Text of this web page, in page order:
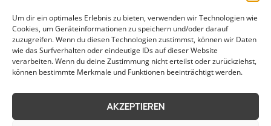
Um dir ein optimales Erlebnis zu bieten, verwenden wir Technologien wie
Cookies, um Geräteinformationen zu speichern und/oder darauf
zuzugreifen. Wenn du diesen Technologien zustimmst, können wir Daten
wie das Surfverhalten oder eindeutige IDs auf dieser Website
verarbeiten. Wenn du deine Zustimmung nicht erteilst oder zurückziehst,
können bestimmte Merkmale und Funktionen beeinträchtigt werden.
AKZEPTIEREN
Bergneustadt
Winterdienst in
Drolshagen
Winterdienst in Eitorf
Winterdienst in
Winterdienst in